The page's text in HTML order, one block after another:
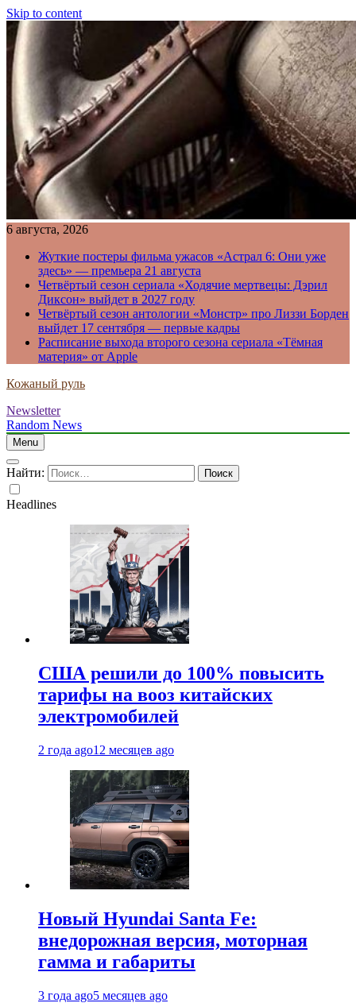
Skip to content
6 августа, 2026
Жуткие постеры фильма ужасов «Астрал 6: Они уже
здесь» — премьера 21 августа
Четвёртый сезон сериала «Ходячие мертвецы: Дэрил
Диксон» выйдет в 2027 году
Четвёртый сезон антологии «Монстр» про Лиззи Борден
выйдет 17 сентября — первые кадры
Расписание выхода второго сезона сериала «Тёмная
материя» от Apple
Кожаный руль
Newsletter
Random News
Menu
Найти:
Headlines
США решили до 100% повысить
тарифы на вооз китайских
электромобилей
2 года ago12 месяцев ago
Новый Hyundai Santa Fe:
внедорожная версия, моторная
гамма и габариты
3 года ago5 месяцев ago